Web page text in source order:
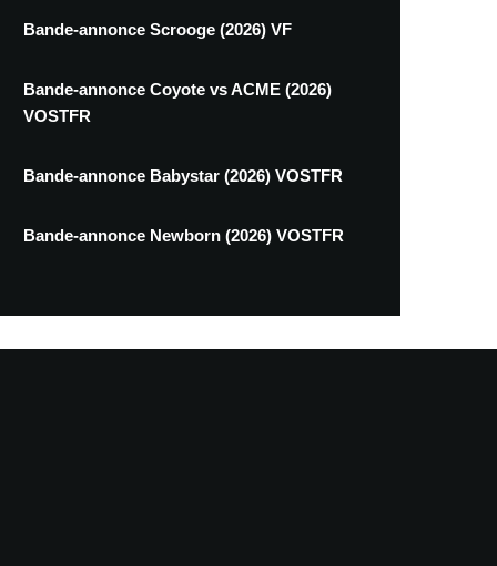
Bande-annonce Scrooge (2026) VF
Bande-annonce Coyote vs ACME (2026)
VOSTFR
Bande-annonce Babystar (2026) VOSTFR
Bande-annonce Newborn (2026) VOSTFR